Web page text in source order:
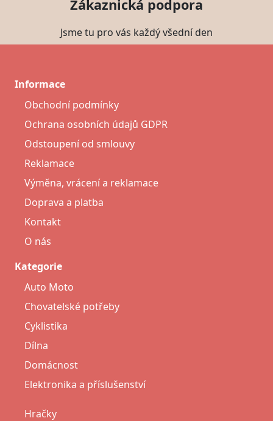
Zákaznická podpora
Jsme tu pro vás každý všední den
Informace
Obchodní podmínky
Ochrana osobních údajů GDPR
Odstoupení od smlouvy
Reklamace
Výměna, vrácení a reklamace
Doprava a platba
Kontakt
O nás
Kategorie
Auto Moto
Chovatelské potřeby
Cyklistika
Dílna
Domácnost
Elektronika a příslušenství
Hračky